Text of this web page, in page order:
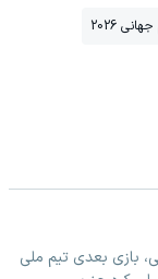
2026
بازی بعدی تیم ملی